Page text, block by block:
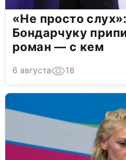
«Не просто
Бондарчуку
роман — с кем
6 августа 18